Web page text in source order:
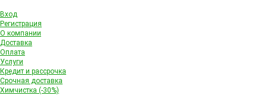
Вход
Регистрация
О компании
Доставка
Оплата
Услуги
Кредит и рассрочка
Срочная доставка
Химчистка (-30%)